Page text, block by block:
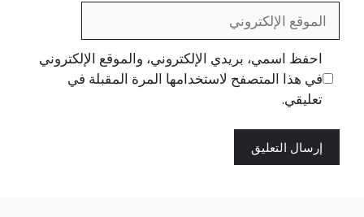
الإلكتروني
احفظ اسمي، بريدي الإلكتروني، والموقع الإلكتروني
في هذا المتصفح لاستخدامها المرة المقبلة في
تعليقي.